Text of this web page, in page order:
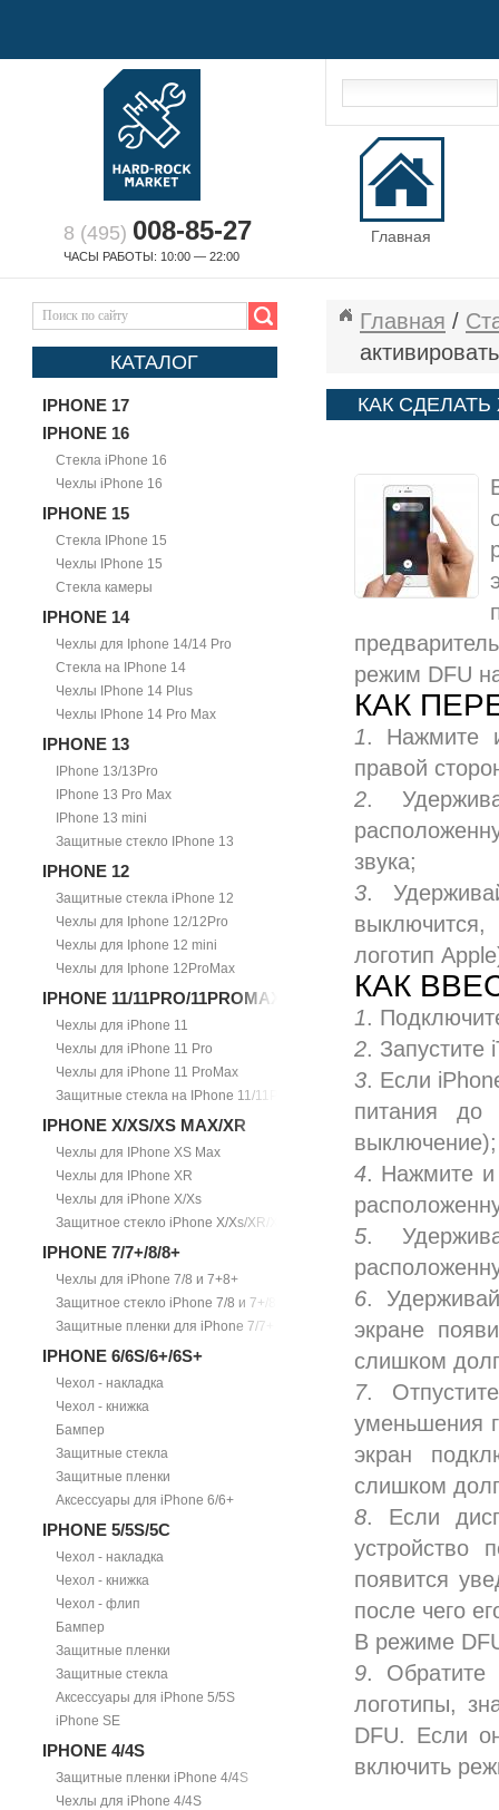
8 (495) 008-85-27
ЧАСЫ РАБОТЫ: 10:00 — 22:00
Главная
КАТАЛОГ
IPHONE 17
IPHONE 16
Стекла iPhone 16
Чехлы iPhone 16
IPHONE 15
Стекла IPhone 15
Чехлы IPhone 15
Стекла камеры
IPHONE 14
Чехлы для Iphone 14/14 Pro
Стекла на IPhone 14
Чехлы IPhone 14 Plus
Чехлы IPhone 14 Pro Max
IPHONE 13
IPhone 13/13Pro
IPhone 13 Pro Max
IPhone 13 mini
Защитные стекло IPhone 13
IPHONE 12
Защитные стекла iPhone 12
Чехлы для Iphone 12/12Pro
Чехлы для Iphone 12 mini
Чехлы для Iphone 12ProMax
IPHONE 11/11PRO/11PROMAX
Чехлы для iPhone 11
Чехлы для iPhone 11 Pro
Чехлы для iPhone 11 ProMax
Защитные стекла на IPhone 11/11Pro/11ProMax
IPHONE X/XS/XS MAX/XR
Чехлы для IPhone XS Max
Чехлы для IPhone XR
Чехлы для iPhone X/Xs
Защитное стекло iPhone X/Xs/XR/Xs Max
IPHONE 7/7+/8/8+
Чехлы для iPhone 7/8 и 7+8+
Защитное стекло iPhone 7/8 и 7+/8+
Защитные пленки для iPhone 7/7+
IPHONE 6/6S/6+/6S+
Чехол - накладка
Чехол - книжка
Бампер
Защитные стекла
Защитные пленки
Аксессуары для iPhone 6/6+
IPHONE 5/5S/5С
Чехол - накладка
Чехол - книжка
Чехол - флип
Бампер
Защитные пленки
Защитные стекла
Аксессуары для iPhone 5/5S
iPhone SE
IPHONE 4/4S
Защитные пленки iPhone 4/4S
Чехлы для iPhone 4/4S
Главная /
КАК
режим DFU
КАК
1. Нажмите
правой
2.
звука;
3.
логотип
КАК
1.
2.
3. Если
питания до
выключение);
4. Нажмите и
5.
6.
экране
слишком
7.
уменьшения
экран
слишком
8. Если
появится
после чего
В режиме
9. Обратите
логотипы,
DFU. Если
включить